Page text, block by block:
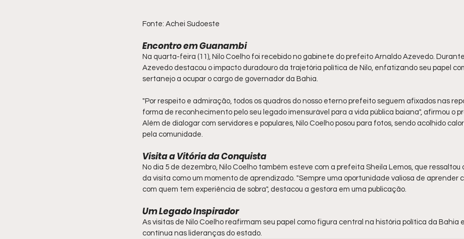
Fonte: Achei Sudoeste
Encontro em Guanambi
Na quarta-feira (11), Nilo Coelho foi recebido no gabinete do prefeito Arnaldo Azevedo.
Azevedo destacou o impacto duradouro da trajetória política de Nilo, enfatizando seu papel
sertanejo a ocupar o cargo de governador da Bahia.
"Por respeito e admiração, todos os quadros do nosso eterno prefeito seguem afixados nas
forma de reconhecimento pelo seu legado imensurável para a vida pública baiana", afirmou o
Além de dialogar com servidores e populares, Nilo Coelho posou para fotos, sendo acolhido
pela comunidade.
Visita a Vitória da Conquista
No dia 5 de dezembro, Nilo Coelho também esteve com a prefeita Sheila Lemos, que ressaltou
da visita como um momento de aprendizado. "Sempre uma oportunidade valiosa de aprender
com quem tem experiência de sobra", destacou a gestora em uma publicação.
Um Legado Inspirador
As visitas de Nilo Coelho reafirmam seu papel como figura central na história política da Bahia
contínua nas lideranças do estado.